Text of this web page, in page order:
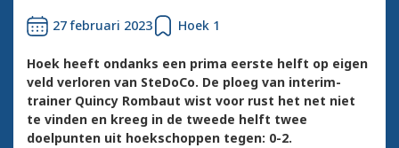
27 februari 2023 Hoek 1
Hoek heeft ondanks een prima eerste helft op eigen
veld verloren van SteDoCo. De ploeg van interim-
trainer Quincy Rombaut wist voor rust het net niet
te vinden en kreeg in de tweede helft twee
doelpunten uit hoekschoppen tegen: 0-2.